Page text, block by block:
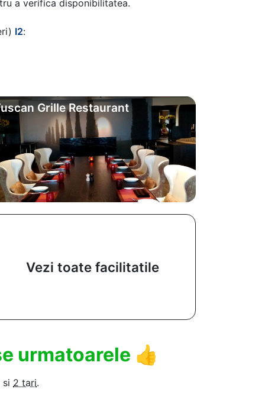
a verifica disponibilitatea.
I2:
Grille Restaurant
Vezi toate facilitatile
urmatoarele 👍
si 2 tari.